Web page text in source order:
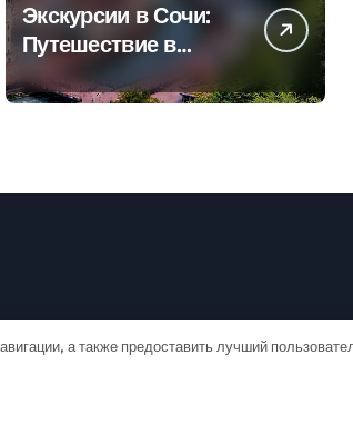
Экскурсии в Сочи:
Путешествие в
сердце
Черноморского
а также предоставить лучший